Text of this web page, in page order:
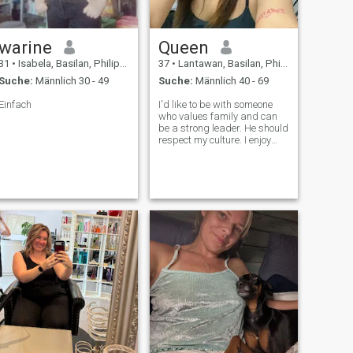
• Isabela, Basilan, Philippinen
Suche: Männlich 30 - 49
Einfach
Queen
37 • Lantawan, Basilan, Philippinen
Suche: Männlich 40 - 69
I'd like to be with someone
who values family and can
be a strong leader. He should
respect my culture. I enjoy
life. I am only interested in
men who ar